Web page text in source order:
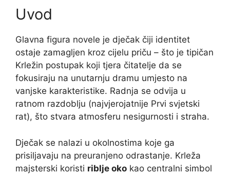
Uvod
Glavna figura novele je dječak čiji identitet
ostaje zamagljen kroz cijelu priču – što je tipičan
Krležin postupak koji tjera čitatelje da se
fokusiraju na unutarnju dramu umjesto na
vanjske karakteristike. Radnja se odvija u
ratnom razdoblju (najvjerojatnije Prvi svjetski
rat), što stvara atmosferu nesigurnosti i straha.
Dječak se nalazi u okolnostima koje ga
prisiljavaju na preuranjeno odrastanje. Krleža
majsterski koristi riblje oko kao centralni simbol